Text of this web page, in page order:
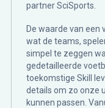
partnerSciSports
De waarde van
wat de teams,
simpel te zeggen
gedetailleerde
toekomstige Skill
details om zo onze
kunnen passen.